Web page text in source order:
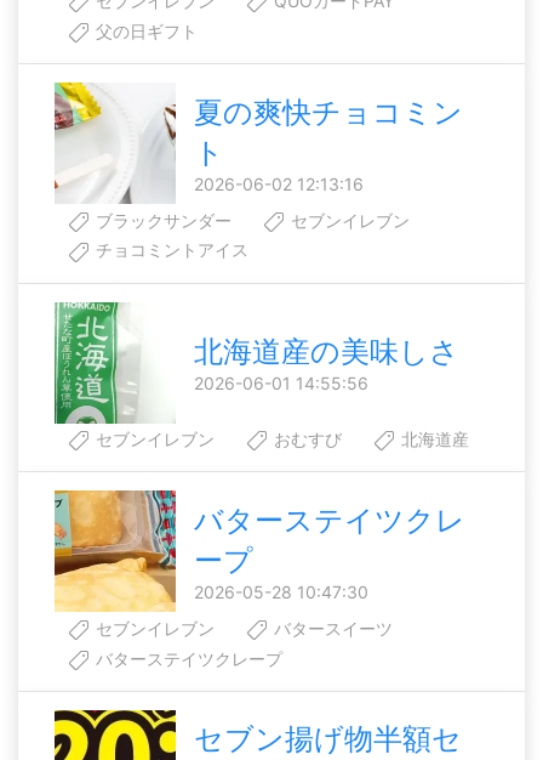
父の日ギフト
夏の爽快チョコミン
ト
2026-06-02 12:13:16
ブラックサンダー
セブンイレブン
チョコミントアイス
北海道産の美味しさ
2026-06-01 14:55:56
セブンイレブン おむすび 北海道産
バターステイツクレ
ープ
2026-05-28 10:47:30
セブンイレブン
バタースイーツ
バターステイツクレープ
セブン揚げ物半額セ